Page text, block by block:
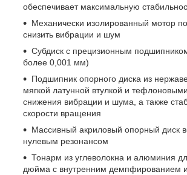
обеспечивает максимальную
Механически изолированный мотор
снизить вибрации и шум
Субдиск с прецизионным
более 0,001 мм)
Подшипник опорного диска из
мягкой латунной втулкой и
снижения вибрации и шума, а также
скорости вращения
Массивный акриловый опорный диск
нулевым резонансом
Тонарм из углеволокна и алюминия
дюйма с внутренним демпфированием